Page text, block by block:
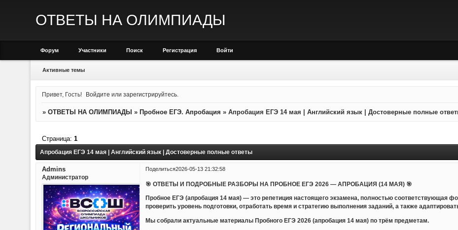
ОТВЕТЫ НА ОЛИМПИАДЫ
Форум Участники Поиск Регистрация Войти
Активные темы
Привет, Гость! Войдите илизарегистрируйтесь
» ОТВЕТЫ НА ОЛИМПИАДЫ » Пробное ЕГЭ. Апробация » Апробация ЕГЭ 14 мая | Английский язык | Достоверные полные
Апробация ЕГЭ 14 мая | Английский язык | Достоверные полные ответы
Страница: 1
Поделиться2026-05-13 21:32:58
Admins
Администратор
🎯 ОТВЕТЫ И ПОДРОБНЫЕ РАЗБОРЫ НА ПРОБНОЕ ЕГЭ 2026 — АПРОБАЦИЯ (14 МАЯ) 🎯
Пробное ЕГЭ (апробация 14 мая) — это репетиция настоящего экзамена, полностью соответствующая
проверить уровень подготовки, отработать время и стратегию выполнения заданий, а также
Мы собрали актуальные материалы Пробного ЕГЭ 2026 (апробация 14 мая) по трём предметам.